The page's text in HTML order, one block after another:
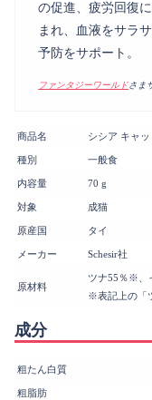
の促進、疲労回復
まれ、血液をサラ
予防をサポート。
ファンタジーワールドさま
商品名 シシア キャ
種別 一般食
内容量 70 g
対象 成猫
原産国 タイ
メーカー Schesir社
原材料
ツナ55％※、
※表記上の「
成分
粗たん白質
粗脂肪